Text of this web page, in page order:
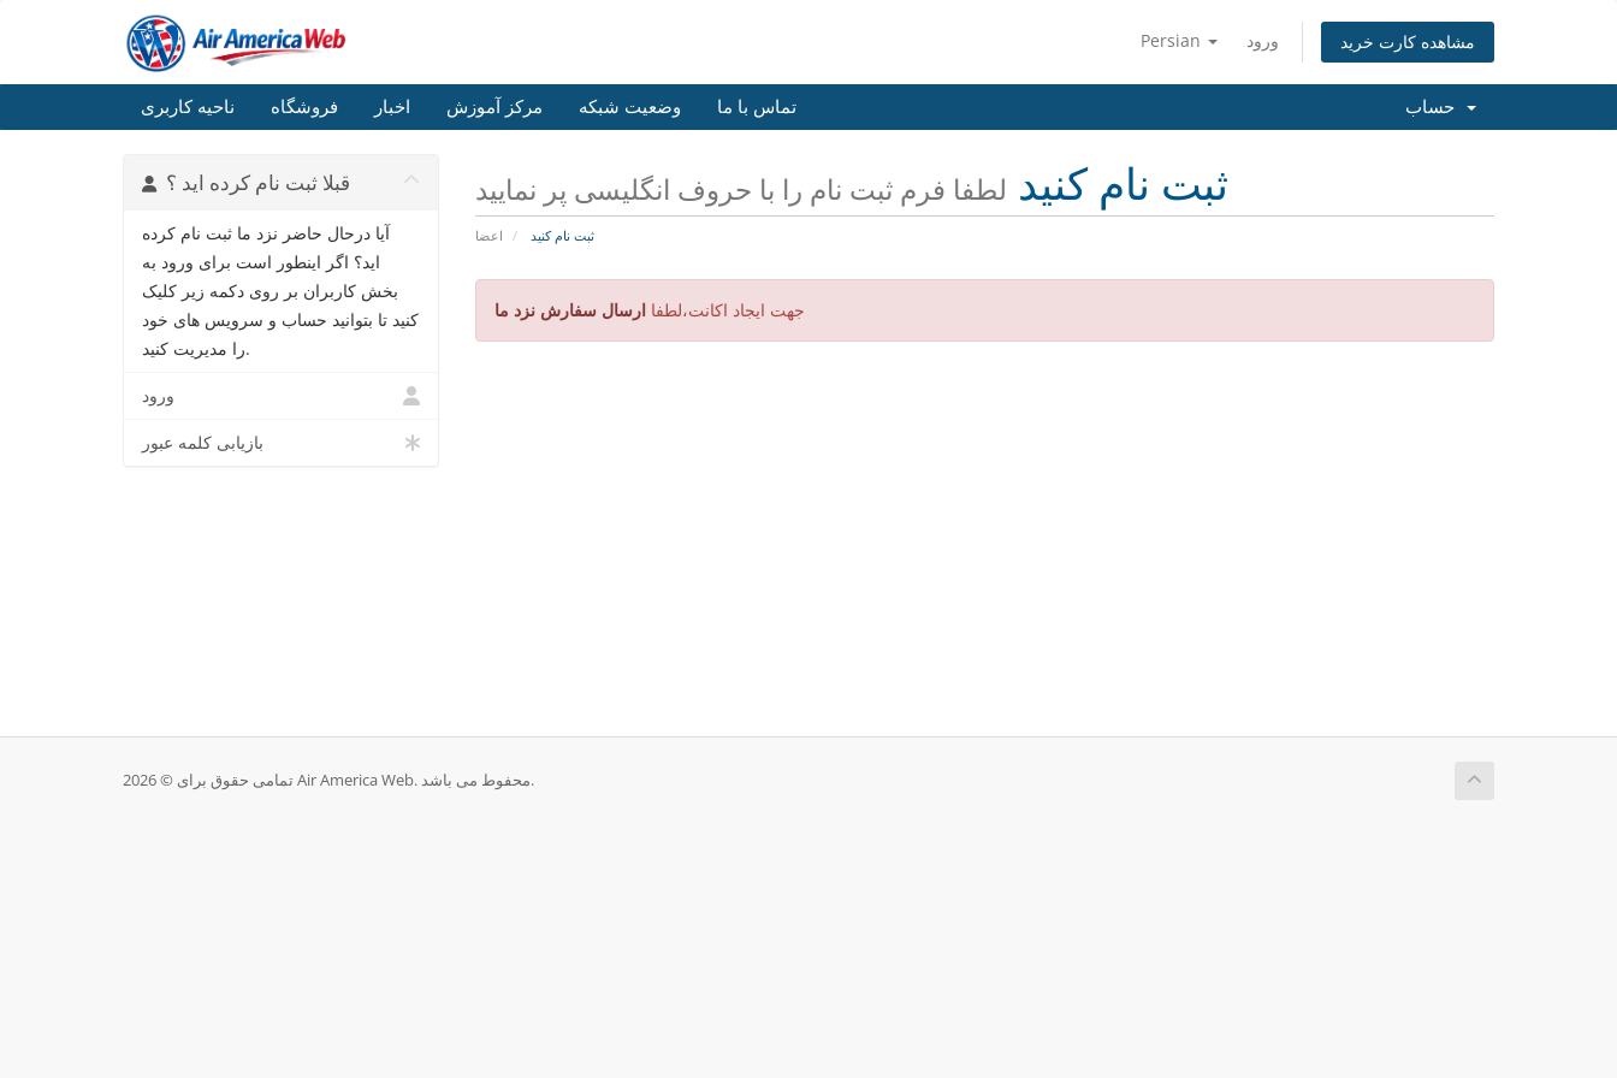
Persian ورود مشاهده کارت خرید
ناحیه کاربری فروشگاه اخبار مرکز آموزش وضعیت شبکه تماس با ما
ثبت نام کنید لطفا فرم ثبت نام را با حروف انگلیسی پر نمایید
اعضا ثبت نام کنید
قبلا ثبت نام کرده اید ؟
آیا درحال حاضر نزد ما ثبت نام کرده
اید؟ اگر اینطور است برای ورود به
بخش کاربران بر روی دکمه زیر کلیک
کنید تا بتوانید حساب و سرویس های خود
را مدیریت کنید.
ورود
بازیابی کلمه عبور
جهت ایجاد اکانت،لطفاارسال سفارش نزد ما
تمامی حقوق برای © 2026 Air America Web. محفوط می باشد.